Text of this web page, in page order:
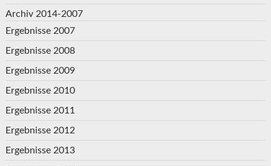
Archiv 2014-2007
Ergebnisse 2007
Ergebnisse 2008
Ergebnisse 2009
Ergebnisse 2010
Ergebnisse 2011
Ergebnisse 2012
Ergebnisse 2013